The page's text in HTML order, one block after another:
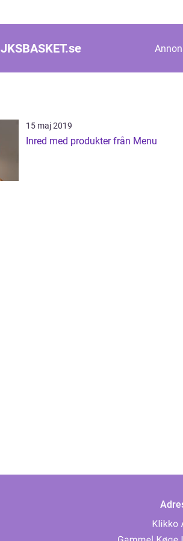
JKSBASKET.se
15 maj 2019
Inred med produkter från Menu